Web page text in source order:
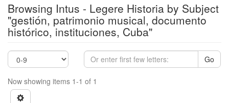
Browsing Intus - Legere Historia by Subject
"gestión, patrimonio musical, documento
histórico, instituciones, Cuba"
Go
Now showing items 1-1 of 1